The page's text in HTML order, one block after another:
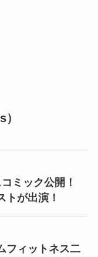
ミック公開！
トが出演！
フィットネス二